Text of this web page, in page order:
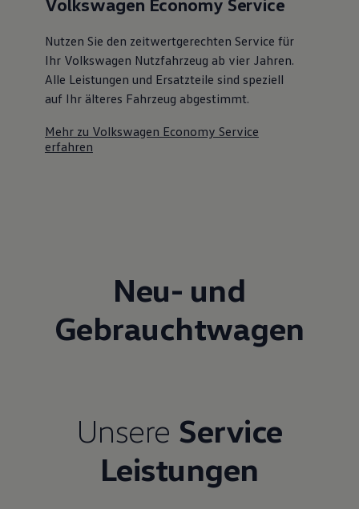
Nutzen Sie den zeitwertgerechten Service für
Ihr Volkswagen Nutzfahrzeug ab vier Jahren.
Alle Leistungen und Ersatzteile sind speziell
auf Ihr älteres Fahrzeug abgestimmt.
Mehr zu Volkswagen Economy Service
erfahren
Neu- und
Gebrauchtwagen
Unsere Service
Leistungen